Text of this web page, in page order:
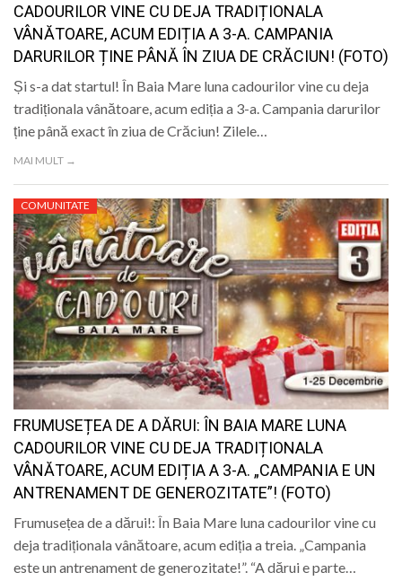
CADOURILOR VINE CU DEJA TRADIȚIONALA
VÂNĂTOARE, ACUM EDIȚIA A 3-A. CAMPANIA
DARURILOR ȚINE PÂNĂ ÎN ZIUA DE CRĂCIUN! (FOTO)
Și s-a dat startul! În Baia Mare luna cadourilor vine cu deja
tradiționala vânătoare, acum ediția a 3-a. Campania darurilor
ține până exact în ziua de Crăciun! Zilele…
MAI MULT →
COMUNITATE
FRUMUSEȚEA DE A DĂRUI: ÎN BAIA MARE LUNA
CADOURILOR VINE CU DEJA TRADIȚIONALA
VÂNĂTOARE, ACUM EDIȚIA A 3-A. „CAMPANIA E UN
ANTRENAMENT DE GENEROZITATE”! (FOTO)
Frumusețea de a dărui!: În Baia Mare luna cadourilor vine cu
deja tradiționala vânătoare, acum ediția a treia. „Campania
este un antrenament de generozitate!”. “A dărui e parte…